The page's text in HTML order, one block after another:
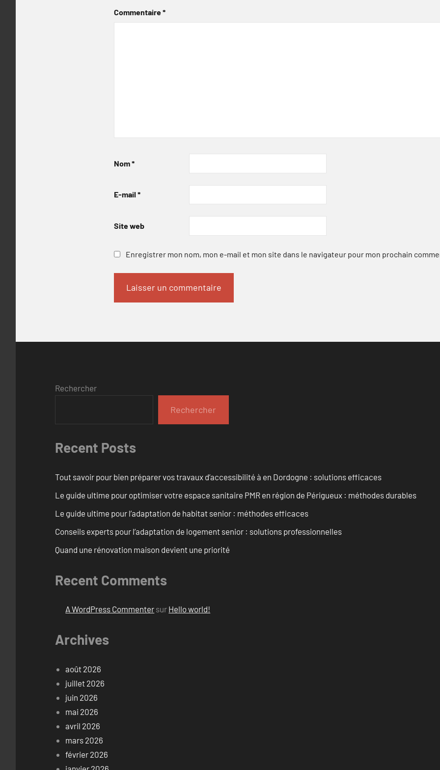
Commentaire*
Nom*
E-mail *
Site web
Enregistrer mon nom, mon e-mail et mon site dans le navigateur pour mon prochain
Rechercher
Rechercher
Recent Posts
Tout savoir pour bien préparer vos travaux d’accessibilité à en Dordogne : solutions efficaces
Le guide ultime pour optimiser votre espace sanitaire PMR en région de Périgueux : méthodes durables
Le guide ultime pour l’adaptation de habitat senior : méthodes efficaces
Conseils experts pour l’adaptation de logement senior : solutions professionnelles
Quand une rénovation maison devient une priorité
Recent Comments
A WordPress Commenter sur Hello world!
Archives
août 2026
juillet 2026
juin 2026
mai 2026
avril 2026
mars 2026
février 2026